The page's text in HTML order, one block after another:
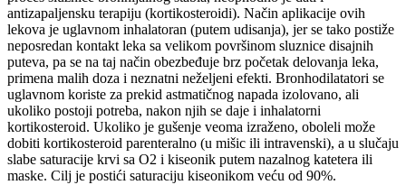
antizapaljensku terapiju (kortikosteroidi). Način aplikacije ovih
lekova je uglavnom inhalatoran (putem udisanja), jer se tako postiže
neposredan kontakt leka sa velikom površinom sluznice disajnih
puteva, pa se na taj način obezbeđuje brz početak delovanja leka,
primena malih doza i neznatni neželjeni efekti. Bronhodilatatori se
uglavnom koriste za prekid astmatičnog napada izolovano, ali
ukoliko postoji potreba, nakon njih se daje i inhalatorni
kortikosteroid. Ukoliko je gušenje veoma izraženo, oboleli može
dobiti kortikosteroid parenteralno (u mišic ili intravenski), a u slučaju
slabe saturacije krvi sa O2 i kiseonik putem nazalnog katetera ili
maske. Cilj je postići saturaciju kiseonikom veću od 90%.